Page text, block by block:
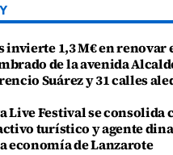
invierte 1,3 M€ en renovar
de la avenida
Suárez y 31 calles
Live Festival se consolida
turístico y agente
economía de Lanzarote